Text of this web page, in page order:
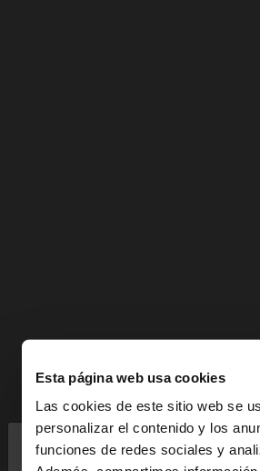
Esta página web usa cookies
Las cookies de este sitio web se
personalizar el contenido y los
funciones de redes sociales y
hola